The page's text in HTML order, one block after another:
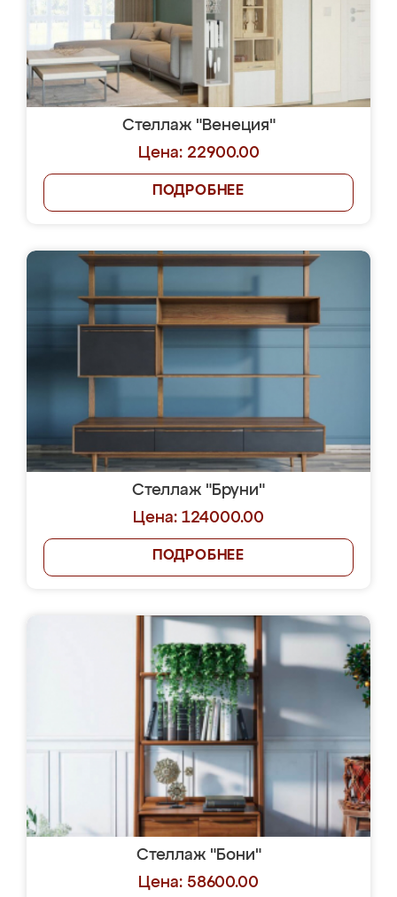
Стеллаж "Венеция"
Цена: 22900.00
ПОДРОБНЕЕ
Стеллаж "Бруни"
Цена: 124000.00
ПОДРОБНЕЕ
Стеллаж "Бони"
Цена: 58600.00